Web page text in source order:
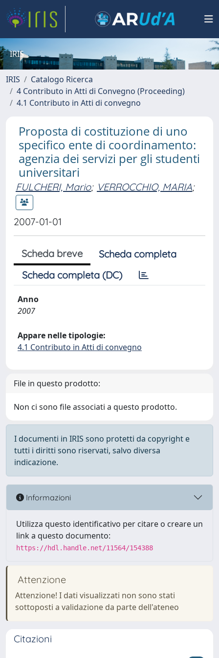
IRIS
IRIS
Catalogo Ricerca
4 Contributo in Atti di Convegno (Proceeding)
4.1 Contributo in Atti di convegno
Proposta di costituzione di uno
specifico ente di coordinamento:
agenzia dei servizi per gli studenti
universitari
FULCHERI, Mario; VERROCCHIO, MARIA;
2007-01-01
Scheda breve
Scheda completa
Scheda completa (DC)
Anno
2007
Appare nelle tipologie:
4.1 Contributo in Atti di convegno
File in questo prodotto:
Non ci sono file associati a questo prodotto.
I documenti in IRIS sono protetti da copyright e
tutti i diritti sono riservati, salvo diversa
indicazione.
Informazioni
Utilizza questo identificativo per citare o creare un
link a questo documento:
https://hdl.handle.net/11564/154388
Attenzione
Attenzione! I dati visualizzati non sono stati
sottoposti a validazione da parte dell'ateneo
Citazioni